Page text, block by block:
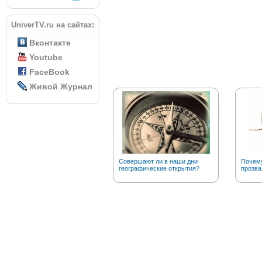
UniverTV.ru на сайтах:
Вконтакте
Youtube
FaceBook
Живой Журнал
Совершают ли в наши дни
географические открытия?